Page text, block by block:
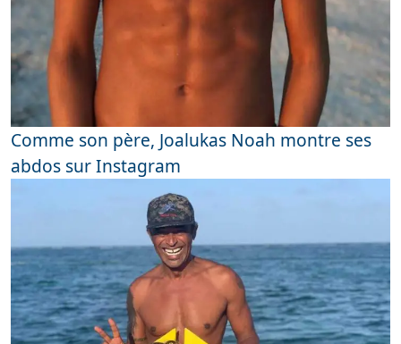
Comme son père, Joalukas Noah montre ses
abdos sur Instagram